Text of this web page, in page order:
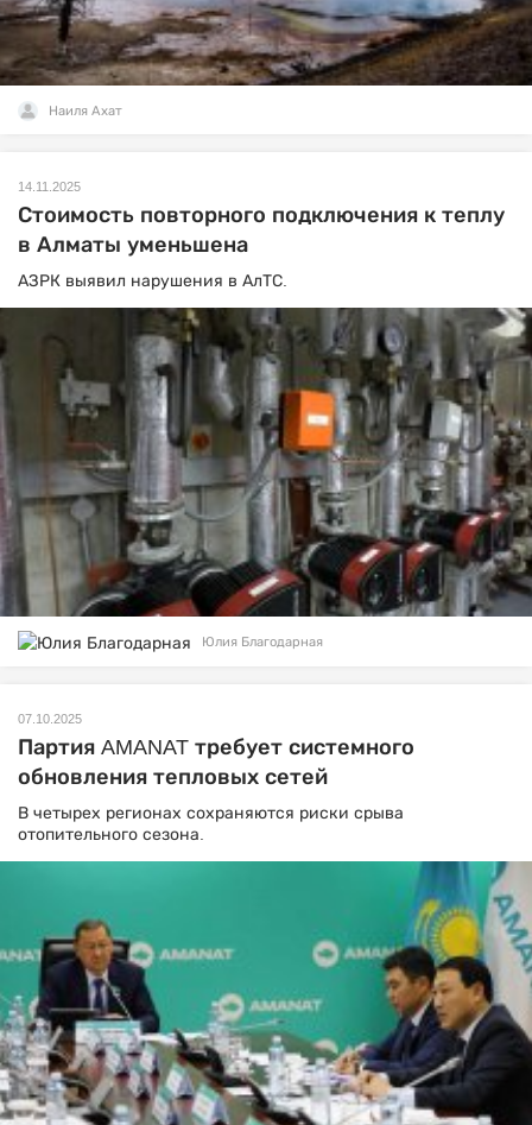
Наиля Ахат
14.11.2025
Стоимость повторного подключения к теплу
в Алматы уменьшена
АЗРК выявил нарушения в АлТС.
Юлия Благодарная
07.10.2025
Партия AMANAT требует системного
обновления тепловых сетей
В четырех регионах сохраняются риски срыва
отопительного сезона.